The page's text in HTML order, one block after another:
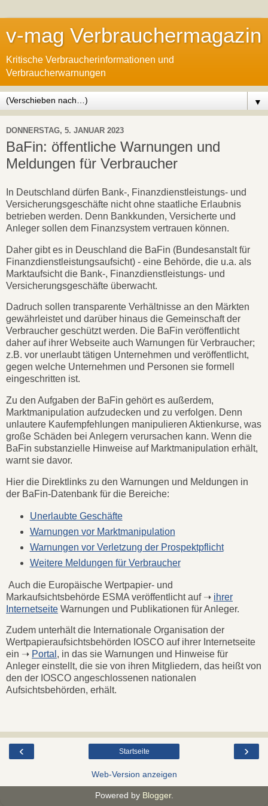
v-mag Verbrauchermagazin
Kritische Verbraucherinformationen und
Verbraucherwarnungen
▼
DONNERSTAG, 5. JANUAR 2023
BaFin: öffentliche Warnungen und
Meldungen für Verbraucher
In Deutschland dürfen Bank-, Finanzdienstleistungs- und
Versicherungsgeschäfte nicht ohne staatliche Erlaubnis
betrieben werden. Denn Bankkunden, Versicherte und
Anleger sollen dem Finanzsystem vertrauen können.
Daher gibt es in Deuschland die BaFin (Bundesanstalt für
Finanzdienstleistungsaufsicht) - eine Behörde, die u.a. als
Marktaufsicht die Bank-, Finanzdienstleistungs- und
Versicherungsgeschäfte überwacht.
Dadruch sollen transparente Verhältnisse an den Märkten
gewährleistet und darüber hinaus die Gemeinschaft der
Verbraucher geschützt werden. Die BaFin veröffentlicht
daher auf ihrer Webseite auch Warnungen für Verbraucher;
z.B. vor unerlaubt tätigen Unternehmen und veröffentlicht,
gegen welche Unternehmen und Personen sie formell
eingeschritten ist.
Zu den Aufgaben der BaFin gehört es außerdem,
Marktmanipulation aufzudecken und zu verfolgen. Denn
unlautere Kaufempfehlungen manipulieren Aktienkurse, was
große Schäden bei Anlegern verursachen kann. Wenn die
BaFin substanzielle Hinweise auf Marktmanipulation erhält,
warnt sie davor.
Hier die Direktlinks zu den Warnungen und Meldungen in
der BaFin-Datenbank für die Bereiche:
Unerlaubte Geschäfte
Warnungen vor Marktmanipulation
Warnungen vor Verletzung der Prospektpflicht
Weitere Meldungen für Verbraucher
Auch die Europäische Wertpapier- und
Markaufsichtsbehörde ESMA veröffentlicht auf ➝ ihrer
Internetseite Warnungen und Publikationen für Anleger.
Zudem unterhält die Internationale Organisation der
Wertpapieraufsichtsbehörden IOSCO auf ihrer Internetseite
ein ➝ Portal , in das sie Warnungen und Hinweise für
Anleger einstellt, die sie von ihren Mitgliedern, das heißt von
den der IOSCO angeschlossenen nationalen
Aufsichtsbehörden, erhält.
‹ ›
Startseite
Web-Version anzeigen
Powered by Blogger.